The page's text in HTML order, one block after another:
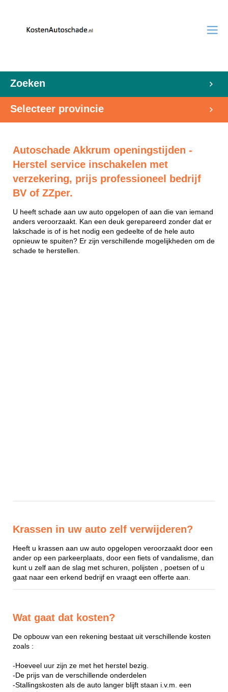
Zoeken
Selecteer provincie
Autoschade Akkrum openingstijden -
Herstel service inschakelen met
verzekering, prijs professioneel bedrijf
BV of ZZper.
U heeft schade aan uw auto opgelopen of aan die van iemand
anders veroorzaakt. Kan een deuk gerepareerd zonder dat er
lakschade is of is het nodig een gedeelte of de hele auto
opnieuw te spuiten? Er zijn verschillende mogelijkheden om de
schade te herstellen.
Krassen in uw auto zelf verwijderen?
Heeft u krassen aan uw auto opgelopen veroorzaakt door een
ander op een parkeerplaats, door een fiets of vandalisme, dan
kunt u zelf aan de slag met schuren, polijsten , poetsen of u
gaat naar een erkend bedrijf en vraagt een offerte aan.
Wat gaat dat kosten?
De opbouw van een rekening bestaat uit verschillende kosten
zoals :
-Hoeveel uur zijn ze met het herstel bezig.
-De prijs van de verschillende onderdelen
-Stallingskosten als de auto langer blijft staan i.v.m. een